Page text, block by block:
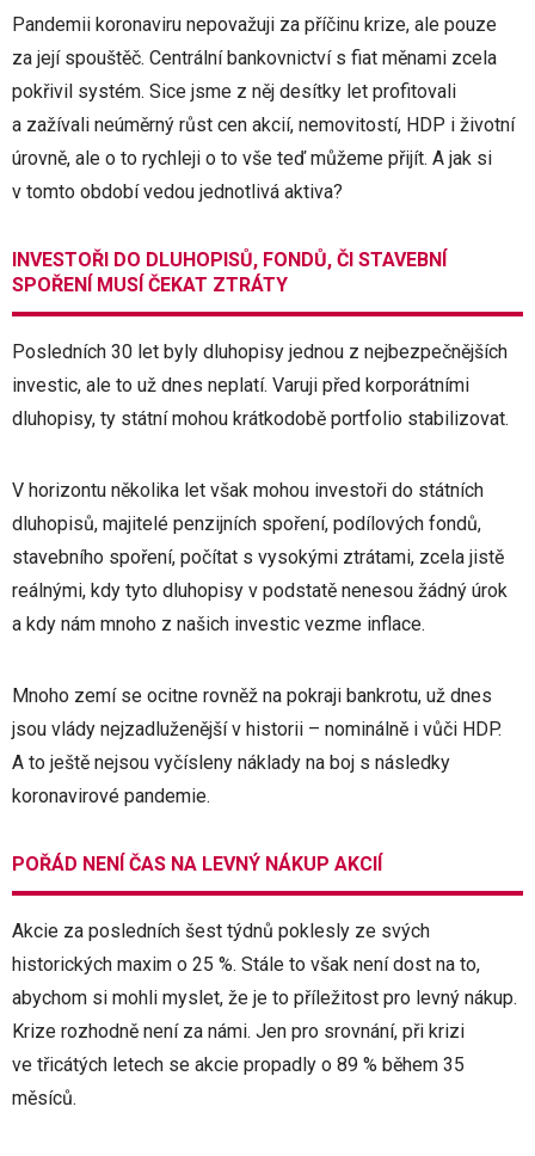
Pandemii koronaviru nepovažuji za příčinu krize, ale pouze
za její spouštěč. Centrální bankovnictví s fiat měnami zcela
pokřivil systém. Sice jsme z něj desítky let profitovali
a zažívali neúměrný růst cen akcií, nemovitostí, HDP i životní
úrovně, ale o to rychleji o to vše teď můžeme přijít. A jak si
v tomto období vedou jednotlivá aktiva?
INVESTOŘI DO DLUHOPISŮ, FONDŮ, ČI STAVEBNÍ
SPOŘENÍ MUSÍ ČEKAT ZTRÁTY
Posledních 30 let byly dluhopisy jednou z nejbezpečnějších
investic, ale to už dnes neplatí. Varuji před korporátními
dluhopisy, ty státní mohou krátkodobě portfolio stabilizovat.
V horizontu několika let však mohou investoři do státních
dluhopisů, majitelé penzijních spoření, podílových fondů,
stavebního spoření, počítat s vysokými ztrátami, zcela jistě
reálnými, kdy tyto dluhopisy v podstatě nenesou žádný úrok
a kdy nám mnoho z našich investic vezme inflace.
Mnoho zemí se ocitne rovněž na pokraji bankrotu, už dnes
jsou vlády nejzadluženější v historii – nominálně i vůči HDP.
A to ještě nejsou vyčísleny náklady na boj s následky
koronavirové pandemie.
POŘÁD NENÍ ČAS NA LEVNÝ NÁKUP AKCIÍ
Akcie za posledních šest týdnů poklesly ze svých
historických maxim o 25 %. Stále to však není dost na to,
abychom si mohli myslet, že je to příležitost pro levný nákup.
Krize rozhodně není za námi. Jen pro srovnání, při krizi
ve třicátých letech se akcie propadly o 89 % během 35
měsíců.